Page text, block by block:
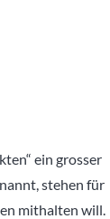
ein grosser
stehen für
mithalten will.